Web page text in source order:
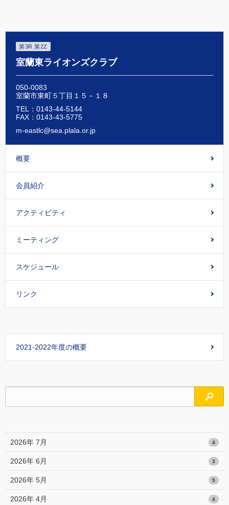
第3R 第2Z
室蘭東ライオンズクラブ
050-0083
室蘭市東町５丁目１５－１８
TEL：0143-44-5144
FAX：0143-43-5775
m-eastlc@sea.plala.or.jp
概要
会員紹介
アクティビティ
ミーティング
スケジュール
リンク
2021-2022年度の概要
検索
2026年 7月 4
2026年 6月 3
2026年 5月 5
2026年 4月 4